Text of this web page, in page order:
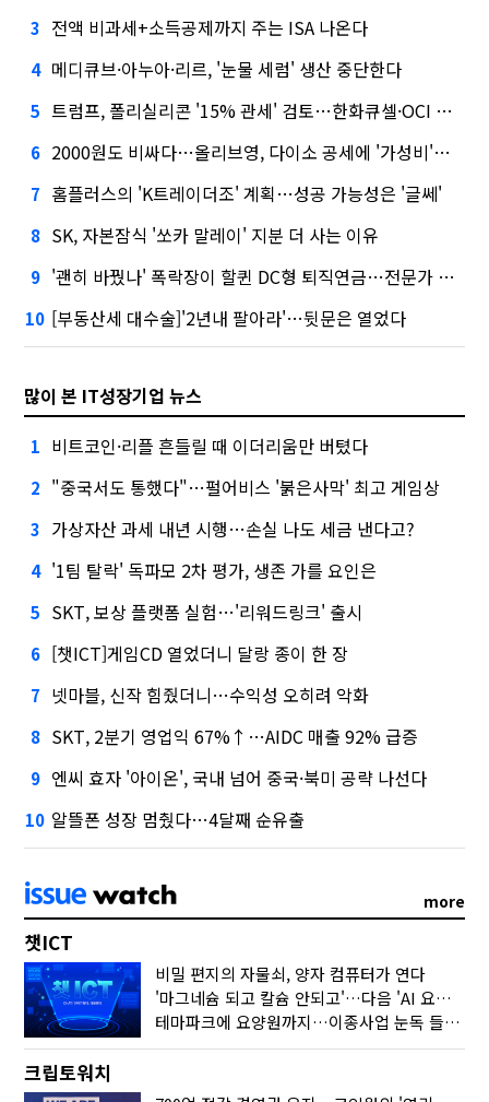
3 전액 비과세+소득공제까지 주는 ISA 나온다
4 메디큐브·아누아·리르, '눈물 세럼' 생산 중단한다
5 트럼프, 폴리실리콘 '15% 관세' 검토…한화큐셀·OCI 영향은?
6 2000원도 비싸다…올리브영, 다이소 공세에 '가성비'로 맞불
7 홈플러스의 'K트레이더조' 계획…성공 가능성은 '글쎄'
8 SK, 자본잠식 '쏘카 말레이' 지분 더 사는 이유
9 '괜히 바꿨나' 폭락장이 할퀸 DC형 퇴직연금…전문가 조언은
10 [부동산세 대수술]'2년내 팔아라'…뒷문은 열었다
많이 본 IT성장기업 뉴스
1 비트코인·리플 흔들릴 때 이더리움만 버텼다
2 "중국서도 통했다"…펄어비스 '붉은사막' 최고 게임상
3 가상자산 과세 내년 시행…손실 나도 세금 낸다고?
4 '1팀 탈락' 독파모 2차 평가, 생존 가를 요인은
5 SKT, 보상 플랫폼 실험…'리워드링크' 출시
6 [챗ICT]게임CD 열었더니 달랑 종이 한 장
7 넷마블, 신작 힘줬더니…수익성 오히려 악화
8 SKT, 2분기 영업익 67%↑…AIDC 매출 92% 급증
9 엔씨 효자 '아이온', 국내 넘어 중국·북미 공략 나선다
10 알뜰폰 성장 멈췄다…4달째 순유출
more
챗ICT
비밀 편지의 자물쇠, 양자 컴퓨터가 연다
'마그네슘 되고 칼슘 안되고'…다음 'AI 요약' 갈 길은
테마파크에 요양원까지…이종사업 눈독 들이는 게임사
크립토워치